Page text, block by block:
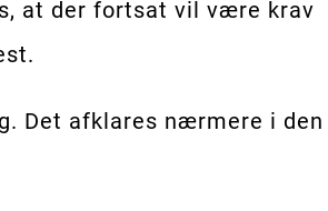
at der fortsat vil være krav
Det afklares nærmere i den